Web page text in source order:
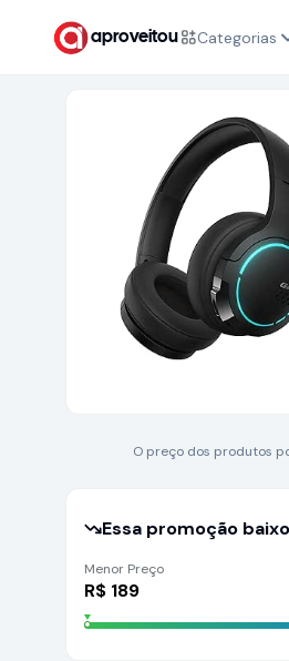
aproveitou Categorias
O preço dos produtos
Essa promoção
Menor Preço
R$ 189